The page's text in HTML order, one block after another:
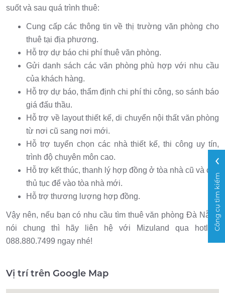
suốt và sau quá trình thuê:
Cung cấp các thông tin về thị trường văn phòng cho
thuê tại địa phương.
Hỗ trợ dự báo chi phí thuê văn phòng.
Gửi danh sách các văn phòng phù hợp với nhu cầu
của khách hàng.
Hỗ trợ dự báo, thẩm định chi phí thi công, so sánh báo
giá đấu thầu.
Hỗ trợ về layout thiết kế, di chuyển nội thất văn phòng
từ nơi cũ sang nơi mới.
Hỗ trợ tuyển chọn các nhà thiết kế, thi công uy tín,
trình độ chuyên môn cao.
Hỗ trợ kết thúc, thanh lý hợp đồng ở tòa nhà cũ và các
thủ tục để vào tòa nhà mới.
Hỗ trợ thương lượng hợp đồng.
Vậy nên, nếu bạn có nhu cầu tìm thuê văn phòng Đà Nẵng
nói chung thì hãy liên hệ với Mizuland qua hotline
088.880.7499 ngay nhé!
Vị trí trên Google Map
Công cụ tìm kiếm